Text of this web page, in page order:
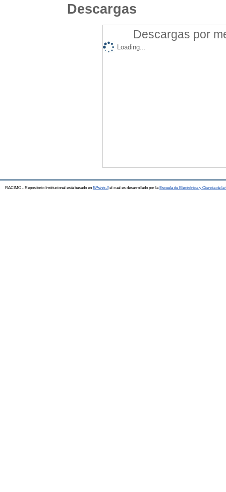
Descargas
Descargas por
Loading...
RACIMO - Repositorio Institucional está basado en EPrints 3el cual es desarrollado por la Escuela de Electrónica y Ciencia de la